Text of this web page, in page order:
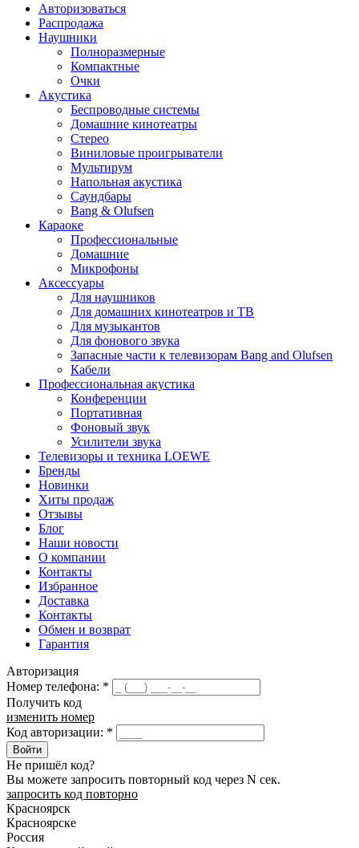
Авторизоваться
Распродажа
Наушники
Полноразмерные
Компактные
Очки
Акустика
Беспроводные системы
Домашние кинотеатры
Стерео
Виниловые проигрыватели
Мультирум
Напольная акустика
Саундбары
Bang & Olufsen
Караоке
Профессиональные
Домашние
Микрофоны
Аксессуары
Для наушников
Для домашних кинотеатров и ТВ
Для музыкантов
Для фонового звука
Запасные части к телевизорам Bang and Olufsen
Кабели
Профессиональная акустика
Конференции
Портативная
Фоновый звук
Усилители звука
Телевизоры и техника LOEWE
Бренды
Новинки
Хиты продаж
Отзывы
Блог
Наши новости
О компании
Контакты
Избранное
Доставка
Контакты
Обмен и возврат
Гарантия
Авторизация
Номер телефона: *
Получить код
изменить номер
Код авторизации: *
Войти
Не пришёл код?
Вы можете запросить повторный код через N сек.
запросить код повторно
Красноярск
Красноярске
Россия